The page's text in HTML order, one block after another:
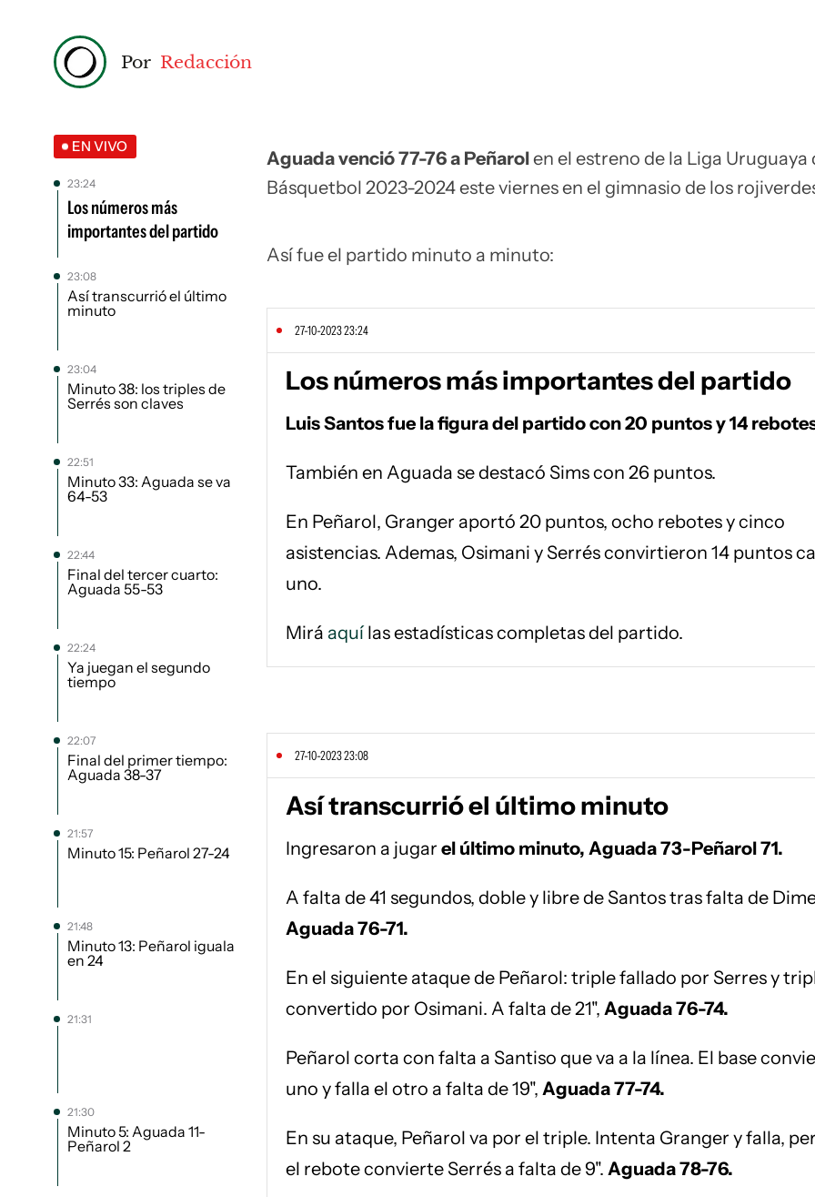
Por Redacción
EN VIVO
23:24
Los números más
importantes del partido
23:08
Así transcurrió el último
minuto
23:04
Minuto 38: los triples de
Serrés son claves
22:51
Minuto 33: Aguada se va
64-53
22:44
Final del tercer cuarto:
Aguada 55-53
22:24
Ya juegan el segundo
tiempo
22:07
Final del primer tiempo:
Aguada 38-37
21:57
Minuto 15: Peñarol 27-24
21:48
Minuto 13: Peñarol iguala
en 24
21:31
21:30
Minuto 5: Aguada 11-
Peñarol 2
Aguada venció 77-76 a Peñarolen el estreno de la Liga Uruguaya
Básquetbol 2023-2024 este viernes en el gimnasio de los
Así fue el partido minuto a minuto:
27-10-2023 23:24
Los números más importantes del partido
Luis Santos fue la figura del partido con 20 puntos y 14
También en Aguada se destacó Sims con 26 puntos.
En Peñarol, Granger aportó 20 puntos, ocho rebotes y cinco
asistencias. Ademas, Osimani y Serrés convirtieron 14 puntos
uno.
Mirá aquílas estadísticas completas del partido.
27-10-2023 23:08
Así transcurrió el último minuto
Ingresaron a jugar el último minuto, Aguada 73-Peñarol 71.
A falta de 41 segundos, doble y libre de Santos tras falta de
Aguada 76-71.
En el siguiente ataque de Peñarol: triple fallado por Serres y
convertido por Osimani. A falta de 21", Aguada 76-74.
Peñarol corta con falta a Santiso que va a la línea. El base
uno y falla el otro a falta de 19", Aguada 77-74.
En su ataque, Peñarol va por el triple. Intenta Granger y falla,
el rebote convierte Serrés a falta de 9". Aguada 78-76.